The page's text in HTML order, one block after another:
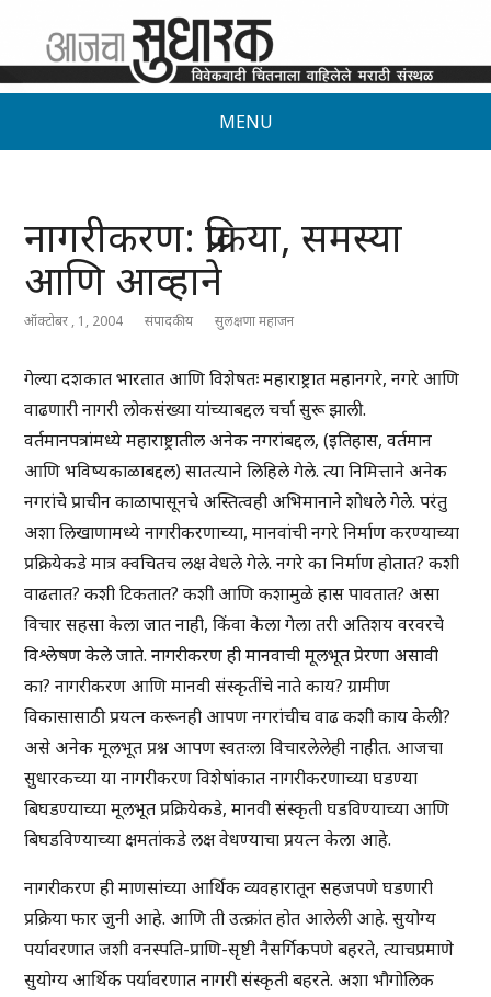
MENU
नागरीकरण: प्रक्रिया, समस्या
आणि आव्हाने
ऑक्टोबर , 1, 2004 संपादकीय सुलक्षणा महाजन
गेल्या दशकात भारतात आणि विशेषतः महाराष्ट्रात महानगरे, नगरे आणि
वाढणारी नागरी लोकसंख्या यांच्याबद्दल चर्चा सुरू झाली.
वर्तमानपत्रांमध्ये महाराष्ट्रातील अनेक नगरांबद्दल, (इतिहास, वर्तमान
आणि भविष्यकाळाबद्दल) सातत्याने लिहिले गेले. त्या निमित्ताने अनेक
नगरांचे प्राचीन काळापासूनचे अस्तित्वही अभिमानाने शोधले गेले. परंतु
अशा लिखाणामध्ये नागरीकरणाच्या, मानवांची नगरे निर्माण करण्याच्या
प्रक्रियेकडे मात्र क्वचितच लक्ष वेधले गेले. नगरे का निर्माण होतात? कशी
वाढतात? कशी टिकतात? कशी आणि कशामुळे हास पावतात? असा
विचार सहसा केला जात नाही, किंवा केला गेला तरी अतिशय वरवरचे
विश्लेषण केले जाते. नागरीकरण ही मानवाची मूलभूत प्रेरणा असावी
का? नागरीकरण आणि मानवी संस्कृतींचे नाते काय? ग्रामीण
विकासासाठी प्रयत्न करूनही आपण नगरांचीच वाढ कशी काय केली?
असे अनेक मूलभूत प्रश्न आपण स्वतःला विचारलेलेही नाहीत. आजचा
सुधारकच्या या नागरीकरण विशेषांकात नागरीकरणाच्या घडण्या
बिघडण्याच्या मूलभूत प्रक्रियेकडे, मानवी संस्कृती घडविण्याच्या आणि
बिघडविण्याच्या क्षमतांकडे लक्ष वेधण्याचा प्रयत्न केला आहे.
नागरीकरण ही माणसांच्या आर्थिक व्यवहारातून सहजपणे घडणारी
प्रक्रिया फार जुनी आहे. आणि ती उत्क्रांत होत आलेली आहे. सुयोग्य
पर्यावरणात जशी वनस्पति-प्राणि-सृष्टी नैसर्गिकपणे बहरते, त्याचप्रमाणे
सुयोग्य आर्थिक पर्यावरणात नागरी संस्कृती बहरते. अशा भौगोलिक